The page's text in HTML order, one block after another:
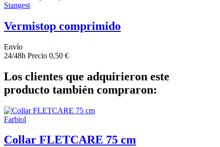
Stangest
Vermistop comprimido
Envío
24/48h Precio 0,50 €
Los clientes que adquirieron este
producto también compraron:
Farbiol
Collar FLETCARE 75 cm